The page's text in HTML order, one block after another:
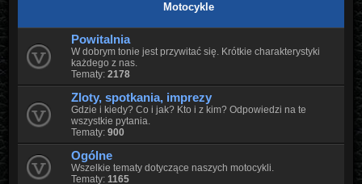
Motocykle
Powitalnia
W dobrym tonie jest przywitać się. Krótkie charakterystyki
każdego z nas.
Tematy: 2178
Zloty, spotkania, imprezy
Gdzie i kiedy? Co i jak? Kto i z kim? Odpowiedzi na te
wszystkie pytania.
Tematy: 900
Ogólne
Wszelkie tematy dotyczące naszych motocykli.
Tematy: 1165